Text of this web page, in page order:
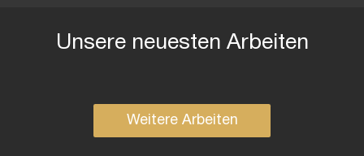
Unsere neuesten Arbeiten
Weitere Arbeiten